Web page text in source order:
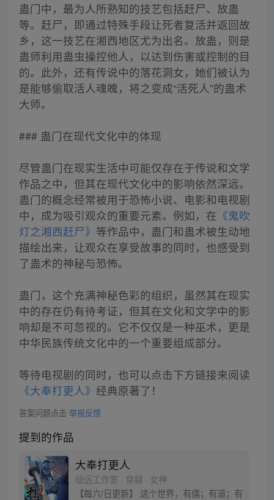
蛊门中，最为人所熟知的技艺包括赶尸、放蛊
等。赶尸，即通过特殊手段让死者复活并返回故
乡，这一技艺在湘西地区尤为出名。放蛊，则是
蛊师利用蛊虫操控他人，以达到伤害或控制的目
的。此外，还有传说中的落花洞女，她们被认为
是能够偷取活人魂魄，将之变成“活死人”的蛊术
大师。
### 蛊门在现代文化中的体现
尽管蛊门在现实生活中可能仅存在于传说和文学
作品之中，但其在现代文化中的影响依然深远。
蛊门的概念经常被用于恐怖小说、电影和电视剧
中，成为吸引观众的重要元素。例如，在 《鬼吹
灯之湘西赶尸》 等作品中，蛊门和蛊术被生动地
描绘出来，让观众在享受故事的同时，也感受到
了蛊术的神秘与恐怖。
蛊门，这个充满神秘色彩的组织，虽然其在现实
中的存在仍有待考证，但其在文化和文学中的影
响却是不可忽视的。它不仅仅是一种巫术，更是
中华民族传统文化中的一个重要组成部分。
等待电视剧的同时，也可以点击下方链接来阅读
《大奉打更人》 经典原著了！
答案问题点击 举报反馈
提到的作品
大奉打更人
绘远工作室 · 穿越 · 女神
【每六/日更新】 这个世界，有儒；有道；有